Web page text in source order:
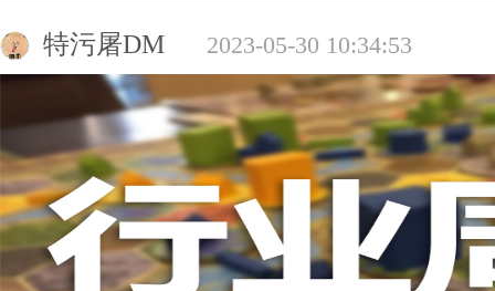
特污屠DM 2023-05-30 10:34:53